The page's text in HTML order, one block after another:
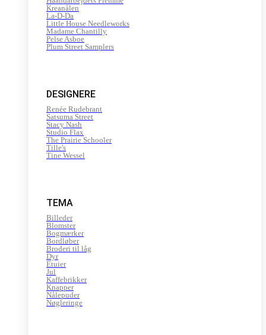
Kreanålen
La-D-Da
Little House Needleworks
Madame Chantilly
Pelse Asboe
Plum Street Samplers
DESIGNERE
Renée Rudebrant
Satsuma Street
Stacy Nash
Studio Flax
The Prairie Schooler
Tille's
Tine Wessel
TEMA
Billeder
Blomster
Bogmærker
Bordløber
Broderi til låg
Dyr
Etuier
Jul
Kaffebrikker
Knapper
Nålepuder
Nøgleringe